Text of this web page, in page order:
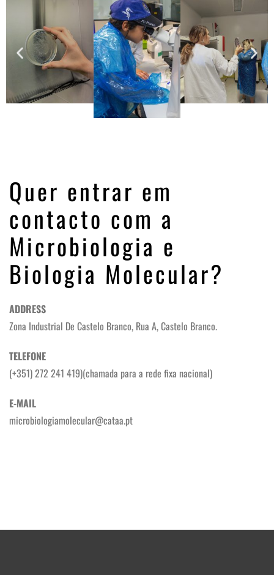
Quer entrar em
contacto com a
Microbiologia e
Biologia Molecular?
ADDRESS
Zona Industrial De Castelo Branco, Rua A, Castelo Branco.
TELEFONE
(+351) 272 241 419)(chamada para a rede fixa nacional)
E-MAIL
microbiologiamolecular@cataa.pt